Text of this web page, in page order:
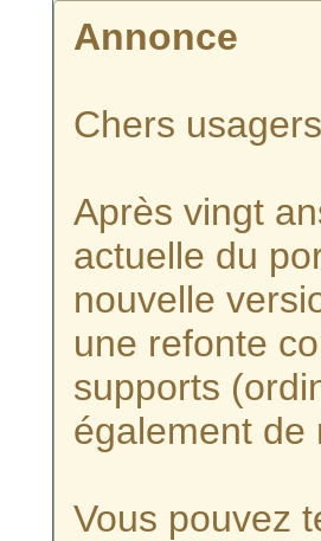
Annonce
Chers
Après vingt
actuelle du
nouvelle
une refonte
supports
également de
Vous pouvez